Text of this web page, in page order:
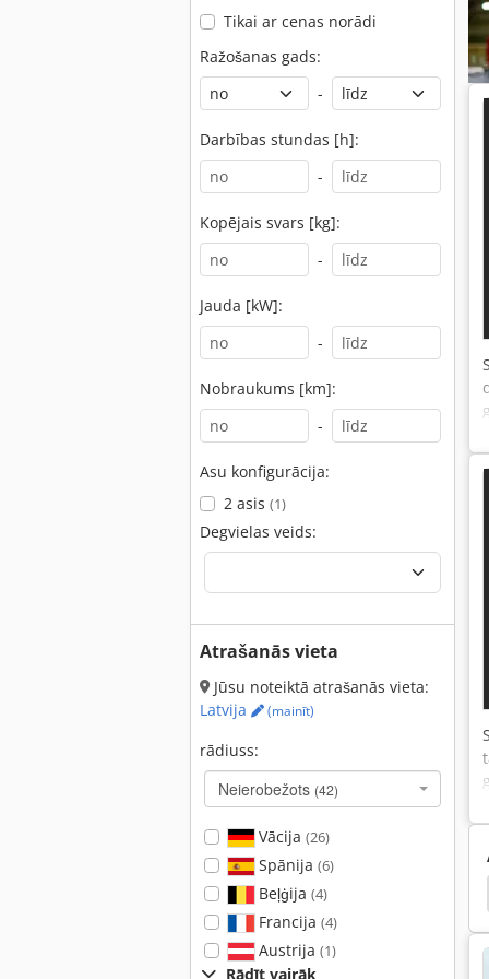
Tikai ar cenas norādi
Ražošanas gads:
-
Darbības stundas [h]:
-
Kopējais svars [kg]:
-
Jauda [kW]:
-
Nobraukums [km]:
-
Asu konfigurācija:
2 asis (1)
Degvielas veids:
Atrašanās vieta
Jūsu noteiktā atrašanās vieta:
Latvija
(mainīt)
rādiuss:
Neierobežots (42)
Vācija (26)
Spānija (6)
Beļģija (4)
Francija (4)
Austrija (1)
Rādīt vairāk
Hamm 3518